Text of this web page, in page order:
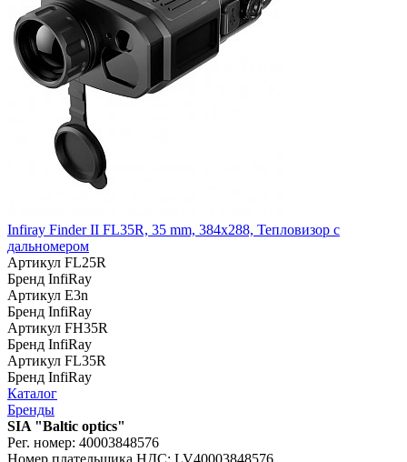
Infiray Finder II FL35R, 35 mm, 384x288, Тепловизор с
дальномером
Артикул FL25R
Бренд InfiRay
Артикул E3n
Бренд InfiRay
Артикул FH35R
Бренд InfiRay
Артикул FL35R
Бренд InfiRay
Каталог
Бренды
SIA "Baltic optics"
Рег. номер: 40003848576
Номер плательщика НДС: LV40003848576